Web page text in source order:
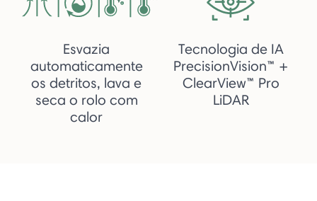
Esvazia
automaticamente
os detritos, lava e
seca o rolo com
calor
Tecnologia de IA
PrecisionVision™ +
ClearView™ Pro
LiDAR